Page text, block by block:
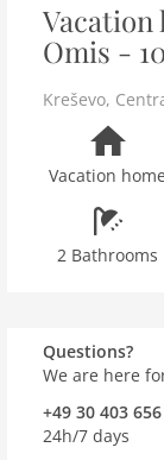
Omis -
Kreševo,
Vacation home
2 Bathrooms
Questions?
We are here
+49 30 403
24h/7 days